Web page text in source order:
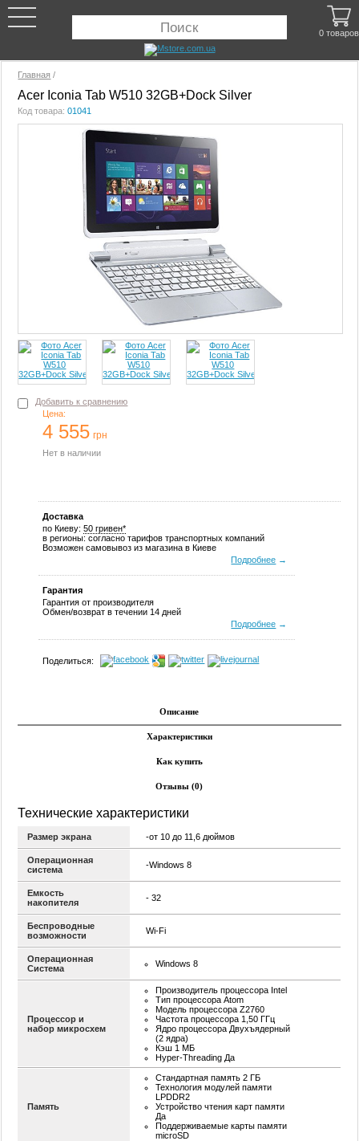
Главная /
Acer Iconia Tab W510 32GB+Dock Silver
Код товара:01041
Добавить к сравнению
Цена:
4 555 грн
Нет в наличии
Доставка
по Киеву:50 гривен*
в регионы: согласно тарифов транспортных компаний
Возможен самовывоз из магазина в Киеве
Подробнее →
Гарантия
Гарантия от производителя
Обмен/возврат в течении 14 дней
Подробнее →
Поделиться:
Описание
Характеристики
Как купить
Отзывы (0)
Технические характеристики
Размер экрана -от 10 до 11,6 дюймов
Операционная
система
-Windows 8
Емкость
накопителя
- 32
Беспроводные
возможности
Wi-Fi
Операционная
Система
Windows 8
Процессор и
набор микросхем
Производитель процессора Intel
Тип процессора Atom
Модель процессора Z2760
Частота процессора 1,50 ГГц
Ядро процессора Двухъядерный
(2 ядра)
Кэш 1 МБ
Hyper-Threading Да
Память
Стандартная память 2 ГБ
Технология модулей памяти
LPDDR2
Устройство чтения карт памяти
Да
Поддерживаемые карты памяти
microSD
0 товаров